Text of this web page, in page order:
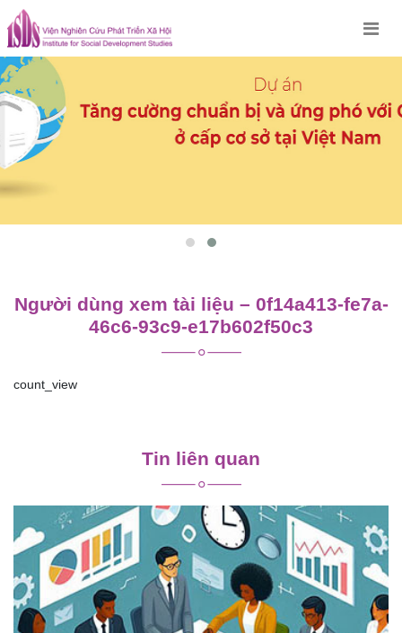
Skip
to
content
Người dùng xem tài liệu – 0f14a413-fe7a-
46c6-93c9-e17b602f50c3
count_view
viết
Tin liên quan